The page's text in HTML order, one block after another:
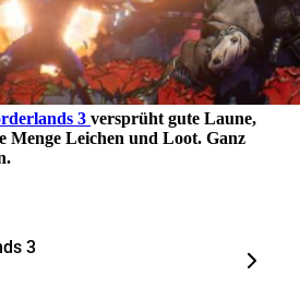
3 versprüht gute Laune,
Menge Leichen und Loot. Ganz
3